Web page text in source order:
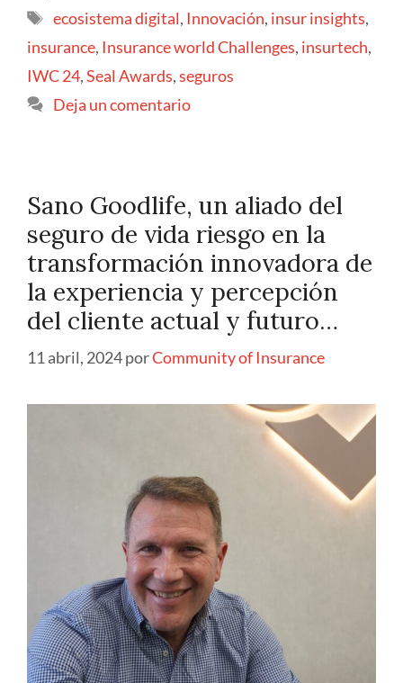
ecosistema digital, Innovación, insur insights,
insurance, Insurance world Challenges, insurtech,
IWC 24,Seal Awards,seguros
Deja un comentario
Sano Goodlife, un aliado del
seguro de vida riesgo en la
transformación innovadora de
la experiencia y percepción
del cliente actual y futuro…
11 abril, 2024porCommunity of Insurance